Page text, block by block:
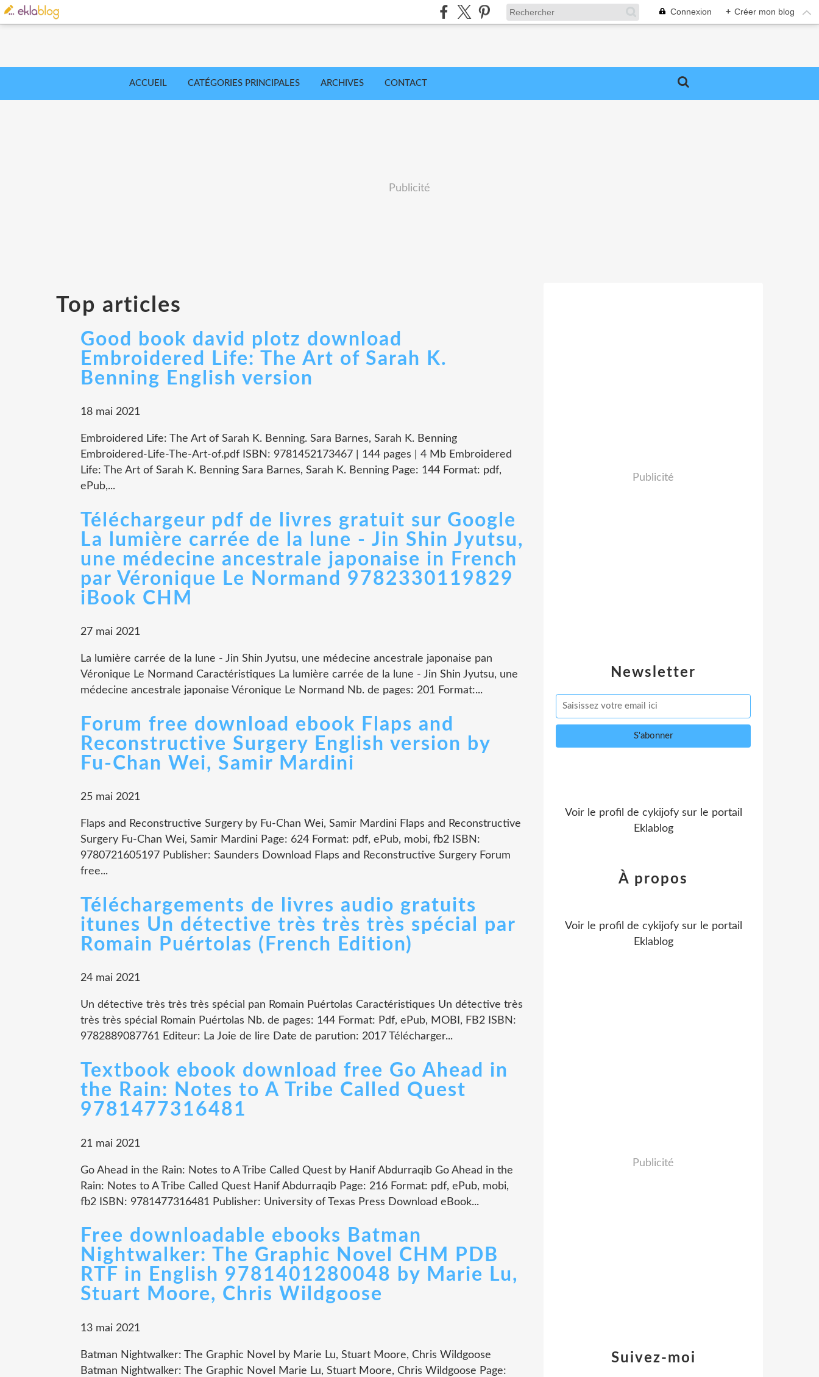
Connexion + Créer mon blog
ACCUEIL CATÉGORIES PRINCIPALES ARCHIVES CONTACT
Publicité
Top articles
Good book david plotz download
Embroidered Life: The Art of Sarah K.
Benning English version
18 mai 2021
Embroidered Life: The Art of Sarah K. Benning. Sara Barnes, Sarah K. Benning
Embroidered-Life-The-Art-of.pdf ISBN: 9781452173467 | 144 pages | 4 Mb Embroidered
Life: The Art of Sarah K. Benning Sara Barnes, Sarah K. Benning Page: 144 Format: pdf,
ePub,...
Téléchargeur pdf de livres gratuit sur Google
La lumière carrée de la lune - Jin Shin Jyutsu,
une médecine ancestrale japonaise in French
par Véronique Le Normand 9782330119829
iBook CHM
27 mai 2021
La lumière carrée de la lune - Jin Shin Jyutsu, une médecine ancestrale japonaise pan
Véronique Le Normand Caractéristiques La lumière carrée de la lune - Jin Shin Jyutsu, une
médecine ancestrale japonaise Véronique Le Normand Nb. de pages: 201 Format:...
Forum free download ebook Flaps and
Reconstructive Surgery English version by
Fu-Chan Wei, Samir Mardini
25 mai 2021
Flaps and Reconstructive Surgery by Fu-Chan Wei, Samir Mardini Flaps and Reconstructive
Surgery Fu-Chan Wei, Samir Mardini Page: 624 Format: pdf, ePub, mobi, fb2 ISBN:
9780721605197 Publisher: Saunders Download Flaps and Reconstructive Surgery Forum
free...
Téléchargements de livres audio gratuits
itunes Un détective très très très spécial par
Romain Puértolas (French Edition)
24 mai 2021
Un détective très très très spécial pan Romain Puértolas Caractéristiques Un détective très
très très spécial Romain Puértolas Nb. de pages: 144 Format: Pdf, ePub, MOBI, FB2 ISBN:
9782889087761 Editeur: La Joie de lire Date de parution: 2017 Télécharger...
Textbook ebook download free Go Ahead in
the Rain: Notes to A Tribe Called Quest
9781477316481
21 mai 2021
Go Ahead in the Rain: Notes to A Tribe Called Quest by Hanif Abdurraqib Go Ahead in the
Rain: Notes to A Tribe Called Quest Hanif Abdurraqib Page: 216 Format: pdf, ePub, mobi,
fb2 ISBN: 9781477316481 Publisher: University of Texas Press Download eBook...
Free downloadable ebooks Batman
Nightwalker: The Graphic Novel CHM PDB
RTF in English 9781401280048 by Marie Lu,
Stuart Moore, Chris Wildgoose
13 mai 2021
Batman Nightwalker: The Graphic Novel by Marie Lu, Stuart Moore, Chris Wildgoose
Batman Nightwalker: The Graphic Novel Marie Lu, Stuart Moore, Chris Wildgoose Page:
Newsletter
Publicité
Voir le profil de cykijofysur le portail
Eklablog
Suivez-moi
À propos
Voir le profil de cykijofysur le portail
Eklablog
Publicité